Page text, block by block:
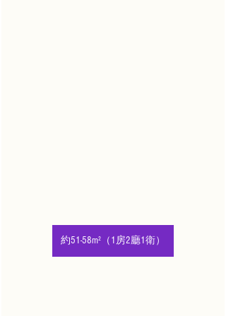
約51-58m²（1房2廳1衛）